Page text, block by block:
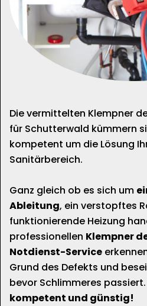
Die vermittelten Klempner
für Schutterwald kümmern
kompetent um die Lösung
Sanitärbereich.
Ganz gleich ob es sich um
Ableitung, ein verstopftes
funktionierende Heizung
professionellen Klempner
Notdienst-Service
Grund des Defekts und
bevor Schlimmeres
kompetent und günstig!